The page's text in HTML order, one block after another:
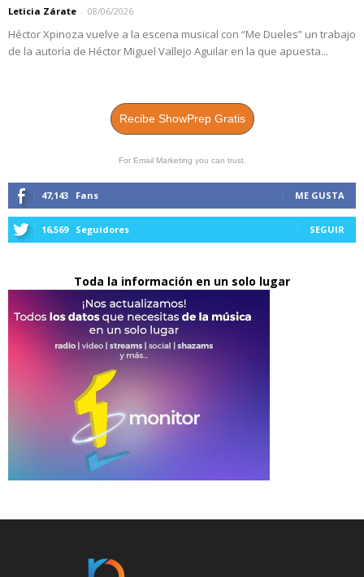
Leticia Zárate - 08/06/2026
Héctor Xpinoza vuelve a la escena musical con “Me Dueles” un trabajo
de la autoría de Héctor Miguel Vallejo Aguilar en la que apuesta...
Recibe ShowPrep Gratis
For Email Marketing you can trust.
47,143 Fans ME GUSTA
16,569 Seguidores SEGUIR
Toda la información en un solo lugar